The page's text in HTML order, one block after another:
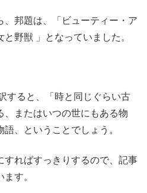
、邦題は、「ビューティー・ア
野獣 」となっていました。
ると、「時と同じぐらい古
、またはいつの世にもある物
、ということでしょう。
すればすっきりするので、記事
す。